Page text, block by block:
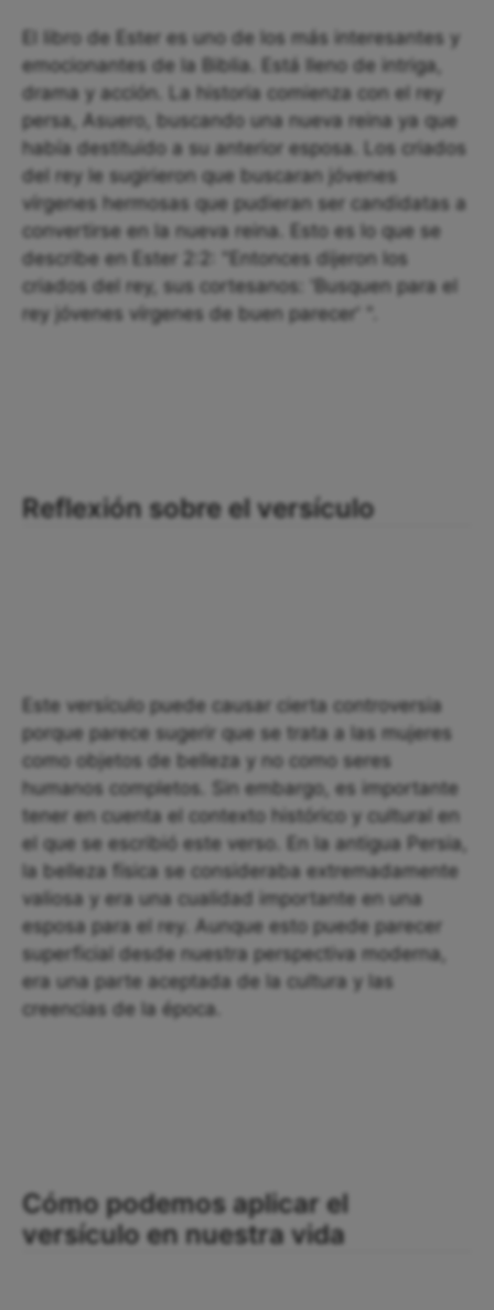
El libro de Ester es uno de los más interesantes y
emocionantes de la Biblia. Está lleno de intriga,
drama y acción. La historia comienza con el rey
persa, Asuero, buscando una nueva reina ya que
había destituido a su anterior esposa. Los criados
del rey le sugirieron que buscaran jóvenes
vírgenes hermosas que pudieran ser candidatas a
convertirse en la nueva reina. Esto es lo que se
describe en Ester 2:2: "Entonces dijeron los
criados del rey, sus cortesanos: 'Busquen para el
rey jóvenes vírgenes de buen parecer' ".
Reflexión sobre el versículo
Este versículo puede causar cierta controversia
porque parece sugerir que se trata a las mujeres
como objetos de belleza y no como seres
humanos completos. Sin embargo, es importante
tener en cuenta el contexto histórico y cultural en
el que se escribió este verso. En la antigua Persia,
la belleza física se consideraba extremadamente
valiosa y era una cualidad importante en una
esposa para el rey. Aunque esto puede parecer
superficial desde nuestra perspectiva moderna,
era una parte aceptada de la cultura y las
creencias de la época.
Cómo podemos aplicar el
versículo en nuestra vida